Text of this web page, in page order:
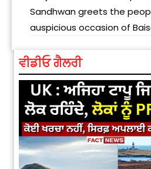
Sandhwan greets the
auspicious occasion of
ਵੀਡੀਓ ਗੈਲਰੀ